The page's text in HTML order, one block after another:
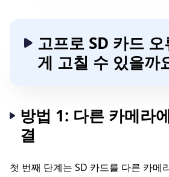
고프로 SD 카드
게 고칠 수 있을까
방법 1: 다른 카메라
결
첫 번째 단계는 SD 카드를 다른 카메